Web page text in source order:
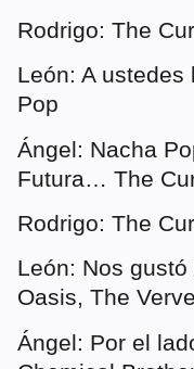
Rodrigo: The
León: A
Pop
Ángel: Nacha
Futura… The
Rodrigo: The
León: Nos
Oasis, The
Ángel: Por el